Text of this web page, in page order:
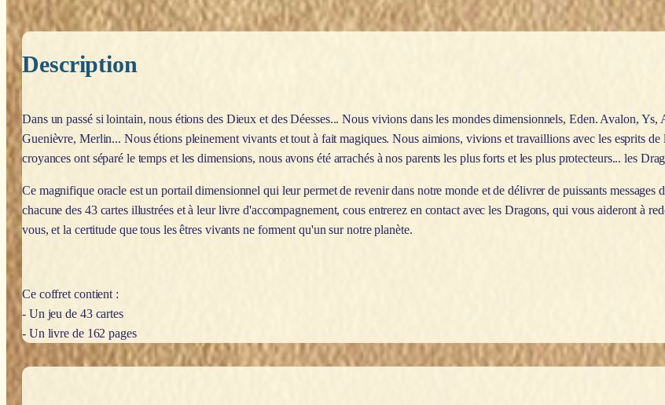
Description
Dans un passé si lointain, nous étions des Dieux et des Déesses... Nous vivions dans les mondes dimensionnels, Eden. Avalon,
Guenièvre, Merlin... Nous étions pleinement vivants et tout à fait magiques. Nous aimions, vivions et travaillions avec les esprits de
croyances ont séparé le temps et les dimensions, nous avons été arrachés à nos parents les plus forts et les plus protecteurs... les
Ce magnifique oracle est un portail dimensionnel qui leur permet de revenir dans notre monde et de délivrer de puissants messages
chacune des 43 cartes illustrées et à leur livre d'accompagnement, cous entrerez en contact avec les Dragons, qui vous aideront à
vous, et la certitude que tous les êtres vivants ne forment qu'un sur notre planète.
Ce coffret contient :
- Un jeu de 43 cartes
- Un livre de 162 pages